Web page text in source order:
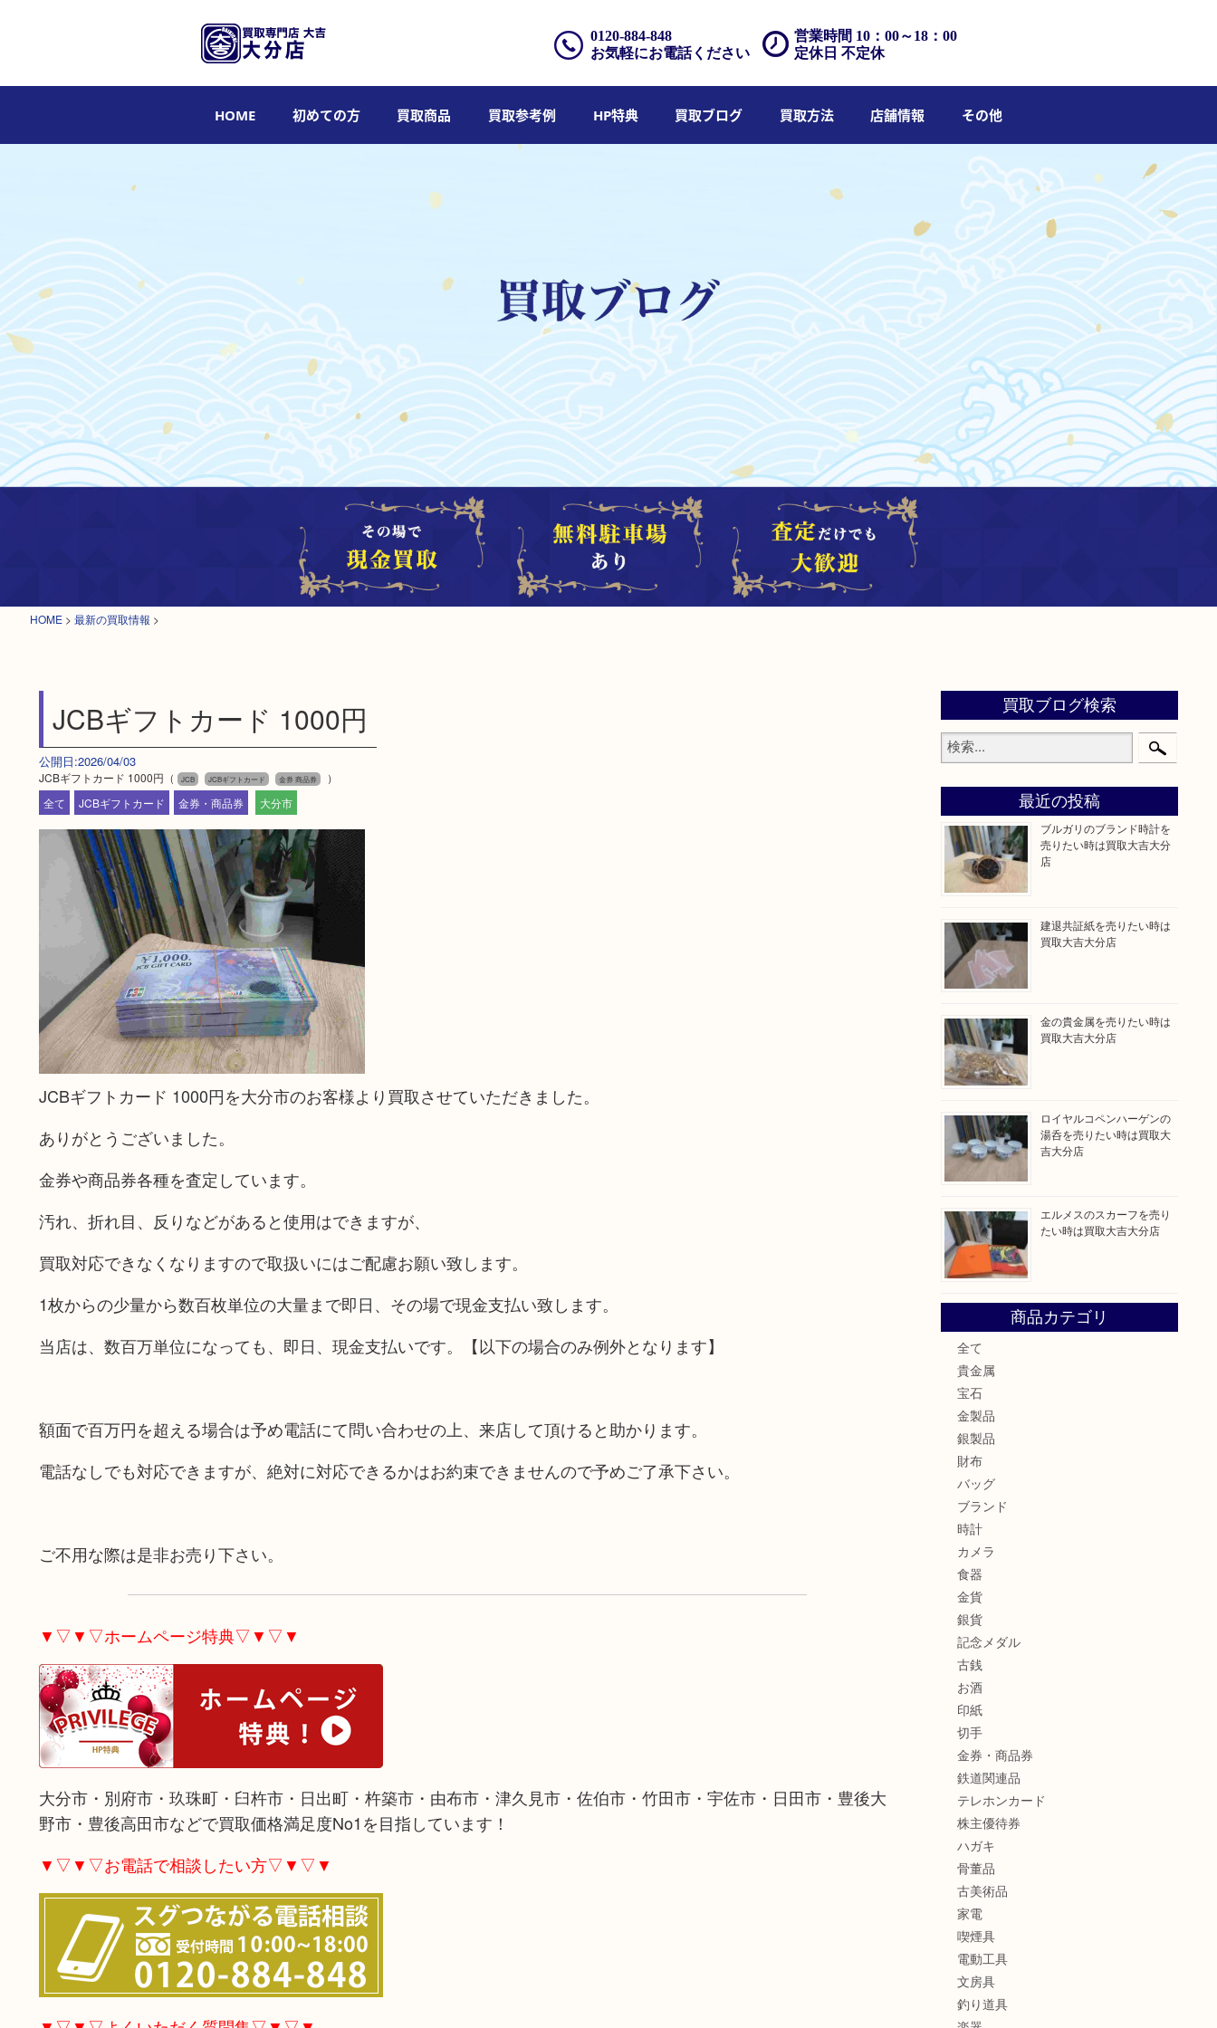
営業時間 10：00～18：00
定休日 不定休
0120-884-848
お気軽にお電話ください
HOME 初めての方 買取商品 買取参考例 HP特典 買取ブログ 買取方法 店舗情報 その他
HOME > 最新の買取情報 >
JCBギフトカード 1000円
公開日:2026/04/03
JCBギフトカード 1000円（ JCB JCBギフトカード 金券 商品券
）
全て
JCBギフトカード 金券・商品券 大分市
JCBギフトカード 1000円を大分市のお客様より買取させていただきました。
ありがとうございました。
金券や商品券各種を査定しています。
汚れ、折れ目、反りなどがあると使用はできますが、
買取対応できなくなりますので取扱いにはご配慮お願い致します。
1枚からの少量から数百枚単位の大量まで即日、その場で現金支払い致します。
当店は、数百万単位になっても、即日、現金支払いです。【以下の場合のみ例外となります】
額面で百万円を超える場合は予め電話にて問い合わせの上、来店して頂けると助かります。
電話なしでも対応できますが、絶対に対応できるかはお約束できませんので予めご了承下さい。
ご不用な際は是非お売り下さい。
▼▽▼▽ホームページ特典▽▼▽▼
大分市・別府市・玖珠町・臼杵市・日出町・杵築市・由布市・津久見市・佐伯市・竹田市・宇佐市・日田市・豊後大
野市・豊後高田市などで買取価格満足度No1を目指しています！
▼▽▼▽お電話で相談したい方▽▼▽▼
買取ブログ検索
最近の投稿
ブルガリのブランド時計を
売りたい時は買取大吉大分
店
建退共証紙を売りたい時は
買取大吉大分店
金の貴金属を売りたい時は
買取大吉大分店
ロイヤルコペンハーゲンの
湯呑を売りたい時は買取大
吉大分店
エルメスのスカーフを売り
たい時は買取大吉大分店
商品カテゴリ
全て
貴金属
宝石
金製品
銀製品
財布
バッグ
ブランド
時計
カメラ
食器
金貨
銀貨
記念メダル
古銭
お酒
印紙
切手
金券・商品券
鉄道関連品
テレホンカード
株主優待券
ハガキ
骨董品
古美術品
家電
喫煙具
電動工具
文房具
釣り道具